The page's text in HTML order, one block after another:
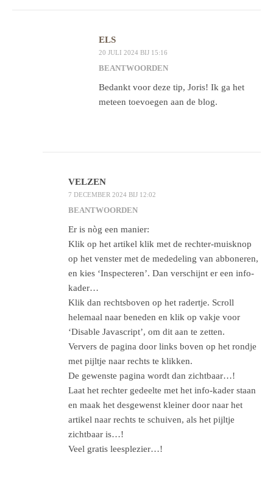
ELS
20 JULI 2024 BIJ 15:16
BEANTWOORDEN
Bedankt voor deze tip, Joris! Ik ga het
meteen toevoegen aan de blog.
VELZEN
7 DECEMBER 2024 BIJ 12:02
BEANTWOORDEN
Er is nòg een manier:
Klik op het artikel klik met de rechter-muisknop
op het venster met de mededeling van abboneren,
en kies ‘Inspecteren’. Dan verschijnt er een info-
kader…
Klik dan rechtsboven op het radertje. Scroll
helemaal naar beneden en klik op vakje voor
‘Disable Javascript’, om dit aan te zetten.
Ververs de pagina door links boven op het rondje
met pijltje naar rechts te klikken.
De gewenste pagina wordt dan zichtbaar…!
Laat het rechter gedeelte met het info-kader staan
en maak het desgewenst kleiner door naar het
artikel naar rechts te schuiven, als het pijltje
zichtbaar is…!
Veel gratis leesplezier…!